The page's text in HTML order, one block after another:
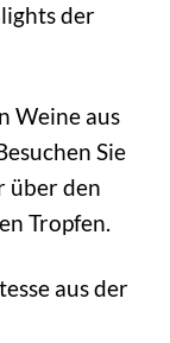
der
Weine aus
Sie
über den
Tropfen.
aus der